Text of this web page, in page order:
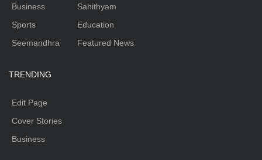
Business
Sports
Seemandhra
Sahithyam
Education
Featured News
TRENDING
Edit Page
Cover Stories
Business